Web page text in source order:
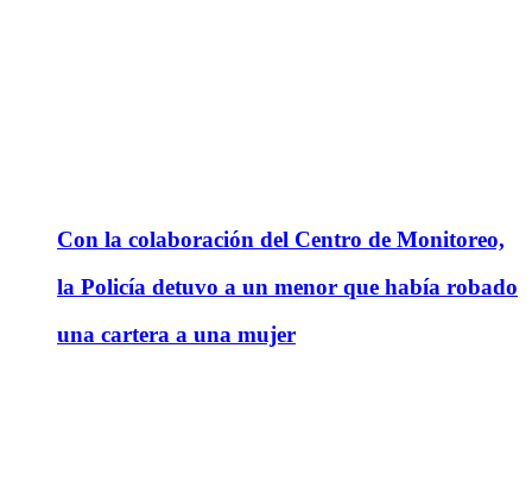
Con la colaboración del Centro de Monitoreo,
la Policía detuvo a un menor que había robado
una cartera a una mujer